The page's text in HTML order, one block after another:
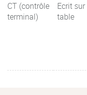
CT (contrôle
terminal)
Ecrit sur
table